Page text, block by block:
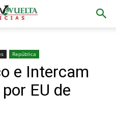
República
e Intercam
EU de